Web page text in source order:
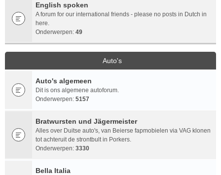
English spoken
A forum for our international friends - please no posts in Dutch in
here.
Onderwerpen: 49
Auto's
Auto's algemeen
Dit is ons algemene autoforum.
Onderwerpen: 5157
Bratwursten und Jägermeister
Alles over Duitse auto's, van Beierse fapmobielen via VAG klonen
tot achteruit de strontbult in Porkers.
Onderwerpen: 3330
Bella Italia